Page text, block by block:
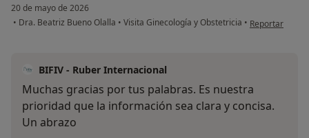
20 de mayo de 2026
• Dra. Beatriz Bueno Olalla • Visita Ginecología y Obstetricia • en opinión del
Reportar
BIFIV - Ruber Internacional
Muchas gracias por tus palabras. Es nuestra
prioridad que la información sea clara y concisa.
Un abrazo